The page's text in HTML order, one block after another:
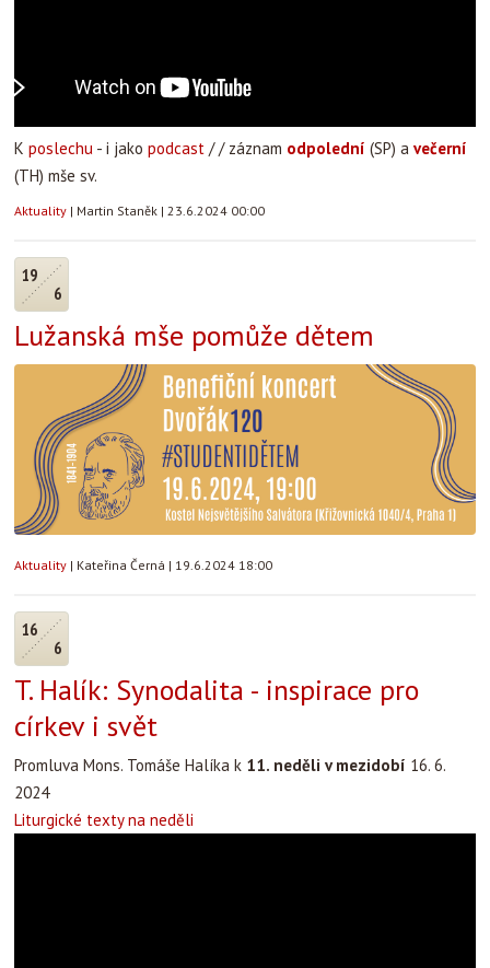
K poslechu - i jako podcast / / záznam odpolední (SP) a večerní
(TH) mše sv.
Aktuality | Martin Staněk | 23.6.2024 00:00
19
6
Lužanská mše pomůže dětem
Aktuality | Kateřina Černá | 19.6.2024 18:00
16
6
T. Halík: Synodalita - inspirace pro
církev i svět
Promluva Mons. Tomáše Halíka k 11. neděli v mezidobí 16. 6.
2024
Liturgické texty na neděli